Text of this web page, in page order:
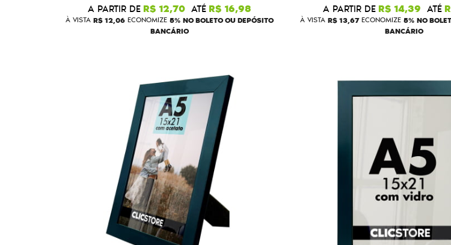
A PARTIR DE R$ 12,70 ATÉ R$ 16,98
À VISTA R$ 12,06ECONOMIZE 5% NO BOLETO OU DEPÓSITO
BANCÁRIO
A PARTIR DE R$ 14,39 ATÉ
À VISTAR$ 13,67ECONOMIZE5% NO
BANCÁRIO